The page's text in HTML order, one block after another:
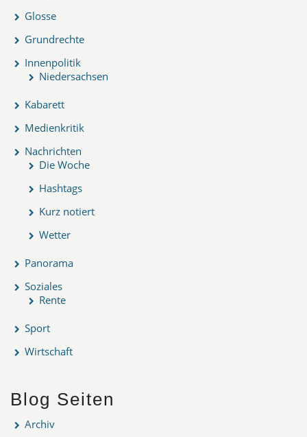
Glosse
Grundrechte
Innenpolitik
Niedersachsen
Kabarett
Medienkritik
Nachrichten
Die Woche
Hashtags
Kurz notiert
Wetter
Panorama
Soziales
Rente
Sport
Wirtschaft
Blog Seiten
Archiv